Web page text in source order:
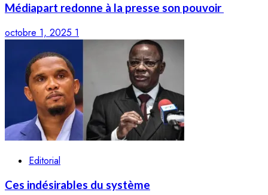
Médiapart redonne à la presse son pouvoir
octobre 1, 2025 1
Editorial
Ces indésirables du système